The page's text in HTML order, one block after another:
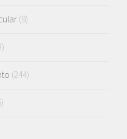
(9)
(244)